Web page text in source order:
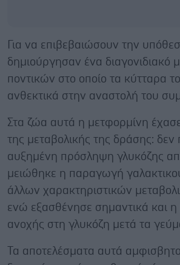
Για να επιβεβαιώσουν την
δημιούργησαν ένα διαγονιδιακό
ποντικών στο οποίο τα κύτταρα
ανθεκτικά στην αναστολή του
Στα ζώα αυτά η μετφορμίνη
της μεταβολικής της δράσης:
αυξημένη πρόσληψη γλυκόζης
μειώθηκε η παραγωγή
άλλων χαρακτηριστικών
ενώ εξασθένησε σημαντικά και η
ανοχής στη γλυκόζη μετά τα
Τα αποτελέσματα αυτά